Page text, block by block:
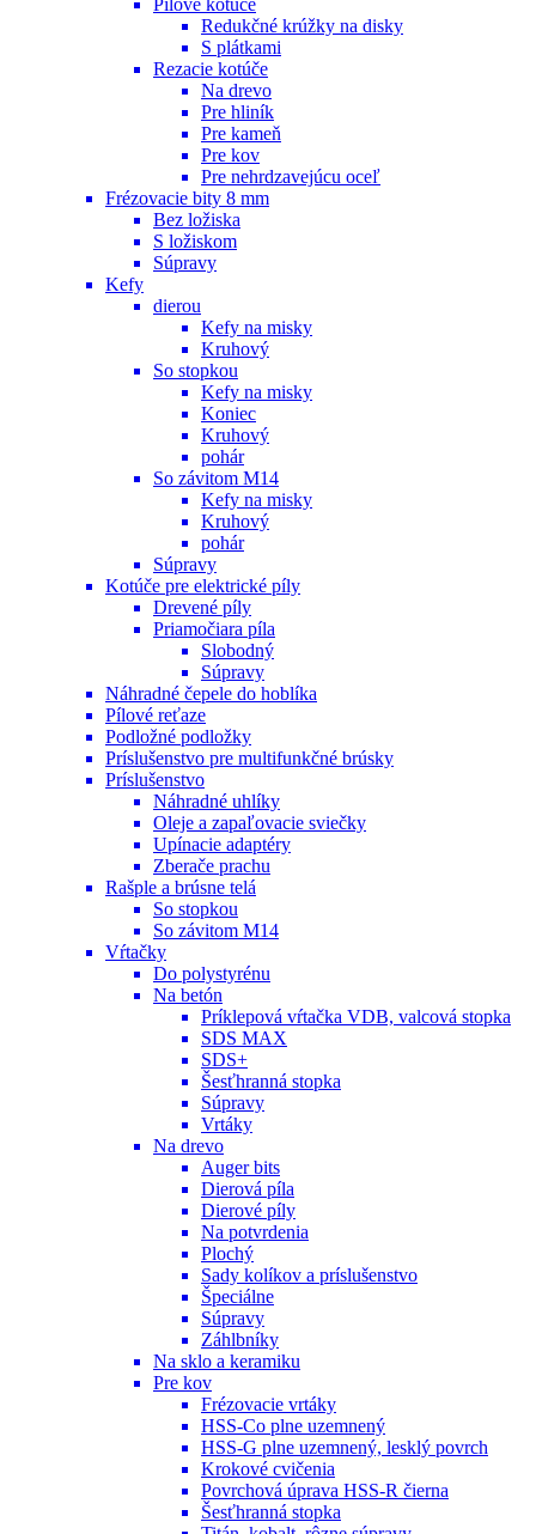
Redukčné krúžky na disky
S plátkami
Rezacie kotúče
Na drevo
Pre hliník
Pre kameň
Pre kov
Pre nehrdzavejúcu oceľ
Frézovacie bity 8 mm
Bez ložiska
S ložiskom
Súpravy
Kefy
dierou
Kefy na misky
Kruhový
So stopkou
Kefy na misky
Koniec
Kruhový
pohár
So závitom M14
Kefy na misky
Kruhový
pohár
Súpravy
Kotúče pre elektrické píly
Drevené píly
Priamočiara píla
Slobodný
Súpravy
Náhradné čepele do hoblíka
Pílové reťaze
Podložné podložky
Príslušenstvo pre multifunkčné brúsky
Príslušenstvo
Náhradné uhlíky
Oleje a zapaľovacie sviečky
Upínacie adaptéry
Zberače prachu
Rašple a brúsne telá
So stopkou
So závitom M14
Vŕtačky
Do polystyrénu
Na betón
Príklepová vŕtačka VDB, valcová stopka
SDS MAX
SDS+
Šesťhranná stopka
Súpravy
Vrtáky
Na drevo
Auger bits
Dierová píla
Dierové píly
Na potvrdenia
Plochý
Sady kolíkov a príslušenstvo
Špeciálne
Súpravy
Záhlbníky
Na sklo a keramiku
Pre kov
Frézovacie vrtáky
HSS-Co plne uzemnený
HSS-G plne uzemnený, lesklý povrch
Krokové cvičenia
Povrchová úprava HSS-R čierna
Šesťhranná stopka